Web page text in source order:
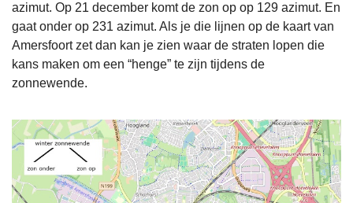
azimut. Op 21 december komt de zon op op 129 azimut. En
gaat onder op 231 azimut. Als je die lijnen op de kaart van
Amersfoort zet dan kan je zien waar de straten lopen die
kans maken om een “henge” te zijn tijdens de
zonnewende.